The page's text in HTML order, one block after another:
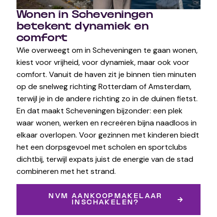
Wonen in Scheveningen
betekent dynamiek en
comfort
Wie overweegt om in Scheveningen te gaan wonen,
kiest voor vrijheid, voor dynamiek, maar ook voor
comfort. Vanuit de haven zit je binnen tien minuten
op de snelweg richting Rotterdam of Amsterdam,
terwijl je in de andere richting zo in de duinen fietst.
En dat maakt Scheveningen bijzonder: een plek
waar wonen, werken en recreëren bijna naadloos in
elkaar overlopen. Voor gezinnen met kinderen biedt
het een dorpsgevoel met scholen en sportclubs
dichtbij, terwijl expats juist de energie van de stad
combineren met het strand.
NVM AANKOOPMAKELAAR
INSCHAKELEN?